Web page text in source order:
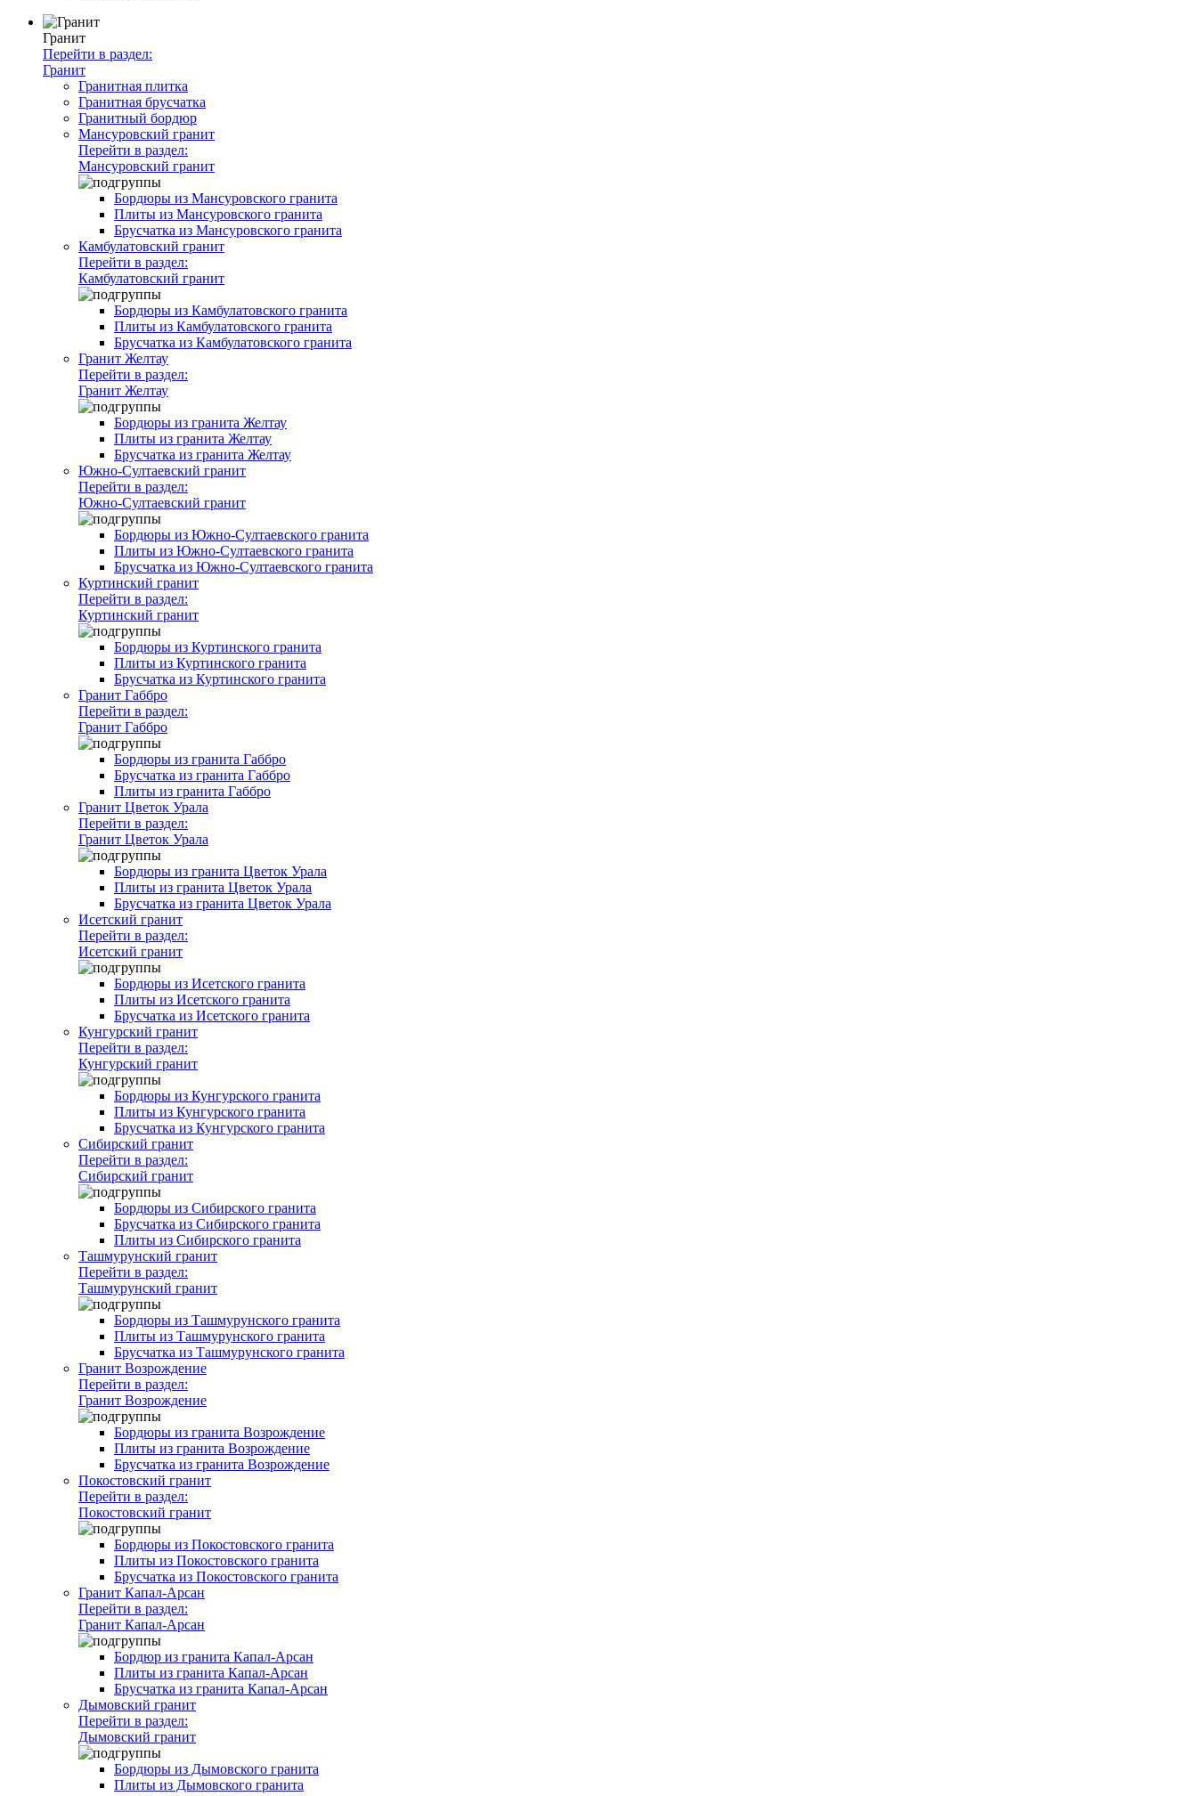
Гранит
Перейти в раздел:
Гранит
Гранитная плитка
Гранитная брусчатка
Гранитный бордюр
Мансуровский гранит
Перейти в раздел:
Мансуровский гранит
Бордюры из Мансуровского гранита
Плиты из Мансуровского гранита
Брусчатка из Мансуровского гранита
Камбулатовский гранит
Перейти в раздел:
Камбулатовский гранит
Бордюры из Камбулатовского гранита
Плиты из Камбулатовского гранита
Брусчатка из Камбулатовского гранита
Гранит Желтау
Перейти в раздел:
Гранит Желтау
Бордюры из гранита Желтау
Плиты из гранита Желтау
Брусчатка из гранита Желтау
Южно-Султаевский гранит
Перейти в раздел:
Южно-Султаевский гранит
Бордюры из Южно-Султаевского гранита
Плиты из Южно-Султаевского гранита
Брусчатка из Южно-Султаевского гранита
Куртинский гранит
Перейти в раздел:
Куртинский гранит
Бордюры из Куртинского гранита
Плиты из Куртинского гранита
Брусчатка из Куртинского гранита
Гранит Габбро
Перейти в раздел:
Гранит Габбро
Бордюры из гранита Габбро
Брусчатка из гранита Габбро
Плиты из гранита Габбро
Гранит Цветок Урала
Перейти в раздел:
Гранит Цветок Урала
Бордюры из гранита Цветок Урала
Плиты из гранита Цветок Урала
Брусчатка из гранита Цветок Урала
Исетский гранит
Перейти в раздел:
Исетский гранит
Бордюры из Исетского гранита
Плиты из Исетского гранита
Брусчатка из Исетского гранита
Кунгурский гранит
Перейти в раздел:
Кунгурский гранит
Бордюры из Кунгурского гранита
Плиты из Кунгурского гранита
Брусчатка из Кунгурского гранита
Сибирский гранит
Перейти в раздел:
Сибирский гранит
Бордюры из Сибирского гранита
Брусчатка из Сибирского гранита
Плиты из Сибирского гранита
Ташмурунский гранит
Перейти в раздел:
Ташмурунский гранит
Бордюры из Ташмурунского гранита
Плиты из Ташмурунского гранита
Брусчатка из Ташмурунского гранита
Гранит Возрождение
Перейти в раздел:
Гранит Возрождение
Бордюры из гранита Возрождение
Плиты из гранита Возрождение
Брусчатка из гранита Возрождение
Покостовский гранит
Перейти в раздел:
Покостовский гранит
Бордюры из Покостовского гранита
Плиты из Покостовского гранита
Брусчатка из Покостовского гранита
Гранит Капал-Арсан
Перейти в раздел:
Гранит Капал-Арсан
Бордюр из гранита Капал-Арсан
Плиты из гранита Капал-Арсан
Брусчатка из гранита Капал-Арсан
Дымовский гранит
Перейти в раздел:
Дымовский гранит
Бордюры из Дымовского гранита
Плиты из Дымовского гранита